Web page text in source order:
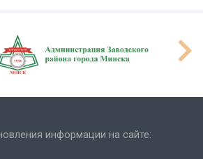
информации на сайте: